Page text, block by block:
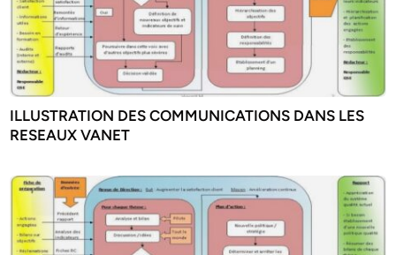
ILLUSTRATION DES COMMUNICATIONS DANS LES
RESEAUX VANET